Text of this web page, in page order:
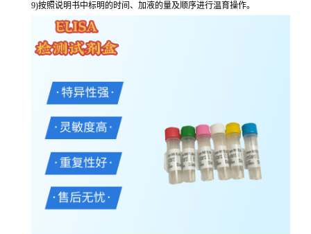
9)按照说明书中标明的时间、加液的量及顺序进行温育操作。